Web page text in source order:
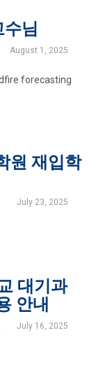
님
August 1, 2025
forecasting
원 재입학
July 23, 2025
대기과
안내
July 16, 2025